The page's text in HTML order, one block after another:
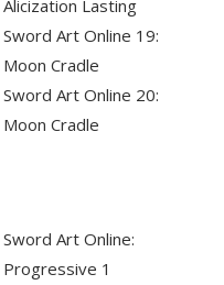
Alicization Lasting
Sword Art Online 19:
Moon Cradle
Sword Art Online 20:
Moon Cradle
Sword Art Online:
Progressive 1